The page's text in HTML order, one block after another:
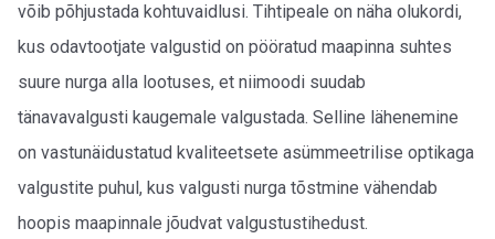
võib põhjustada kohtuvaidlusi. Tihtipeale on näha olukordi,
kus odavtootjate valgustid on pööratud maapinna suhtes
suure nurga alla lootuses, et niimoodi suudab
tänavavalgusti kaugemale valgustada. Selline lähenemine
on vastunäidustatud kvaliteetsete asümmeetrilise optikaga
valgustite puhul, kus valgusti nurga tõstmine vähendab
hoopis maapinnale jõudvat valgustustihedust.